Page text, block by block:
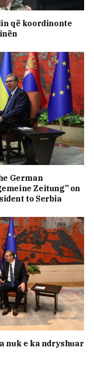
që koordinonte
German
Zeitung” on
to Serbia
nuk e ka ndryshuar